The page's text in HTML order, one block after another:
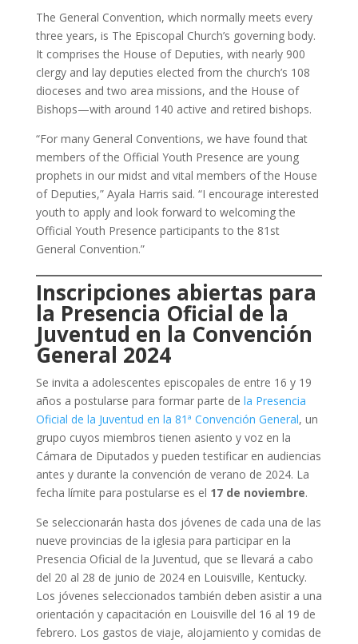
The General Convention, which normally meets every
three years, is The Episcopal Church’s governing body.
It comprises the House of Deputies, with nearly 900
clergy and lay deputies elected from the church’s 108
dioceses and two area missions, and the House of
Bishops—with around 140 active and retired bishops.
“For many General Conventions, we have found that
members of the Official Youth Presence are young
prophets in our midst and vital members of the House
of Deputies,” Ayala Harris said. “I encourage interested
youth to apply and look forward to welcoming the
Official Youth Presence participants to the 81st
General Convention.”
Inscripciones abiertas para
la Presencia Oficial de la
Juventud en la Convención
General 2024
Se invita a adolescentes episcopales de entre 16 y 19
años a postularse para formar parte de la Presencia
Oficial de la Juventud en la 81ª Convención General, un
grupo cuyos miembros tienen asiento y voz en la
Cámara de Diputados y pueden testificar en audiencias
antes y durante la convención de verano de 2024. La
fecha límite para postularse es el 17 de noviembre.
Se seleccionarán hasta dos jóvenes de cada una de las
nueve provincias de la iglesia para participar en la
Presencia Oficial de la Juventud, que se llevará a cabo
del 20 al 28 de junio de 2024 en Louisville, Kentucky.
Los jóvenes seleccionados también deben asistir a una
orientación y capacitación en Louisville del 16 al 19 de
febrero. Los gastos de viaje, alojamiento y comidas de